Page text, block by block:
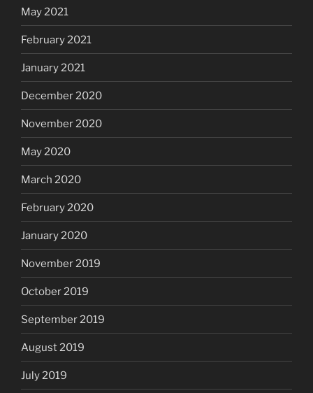
May 2021
February 2021
January 2021
December 2020
November 2020
May 2020
March 2020
February 2020
January 2020
November 2019
October 2019
September 2019
August 2019
July 2019